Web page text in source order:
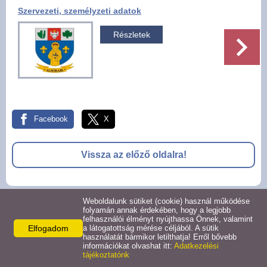
Pályázatok
Választási információk -
Felsőrajk
Alsórajk
Szervezeti, személyzeti adatok
Részletek
Facebook X
Vissza az előző oldalra!
© 2026 -
Adatkezelési tájékoztató Oldal információk Impresszum
Elfogadom
Weboldalunk sütiket (cookie) használ működése
folyamán annak érdekében, hogy a legjobb
felhasználói élményt nyújthassa Önnek, valamint
a látogatottság mérése céljából. A sütik
használatát bármikor letilthatja! Erről bővebb
információkat olvashat itt: Adatkezelési
tájékoztatónk